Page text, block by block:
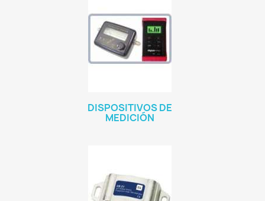
DISPOSITIVOS DE
MEDICIÓN